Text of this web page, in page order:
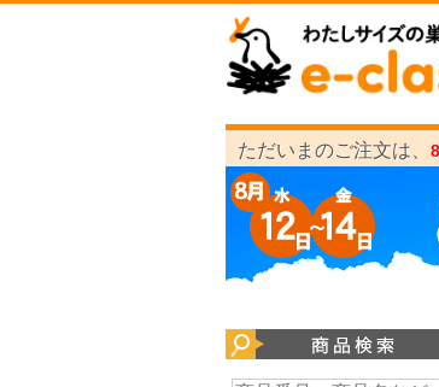
ただいまのご注文は、